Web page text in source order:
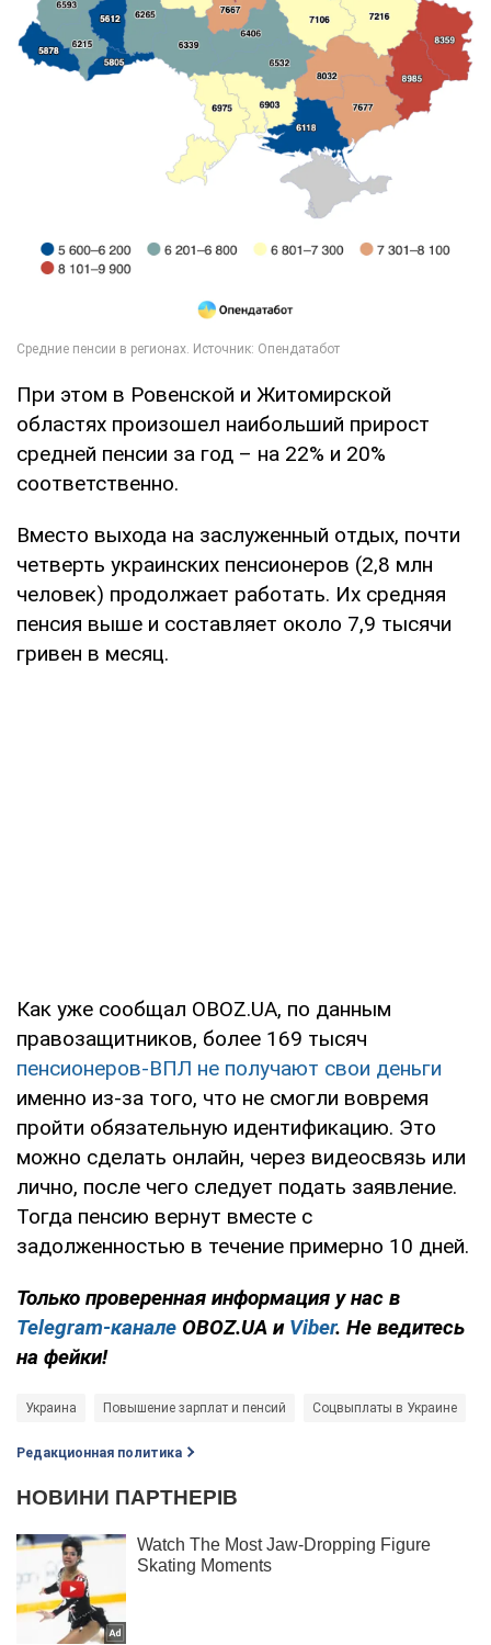
При этом в Ровенской и Житомирской
областях произошел наибольший прирост
средней пенсии за год – на 22% и 20%
соответственно.
Вместо выхода на заслуженный отдых, почти
четверть украинских пенсионеров (2,8 млн
человек) продолжает работать. Их средняя
пенсия выше и составляет около 7,9 тысячи
гривен в месяц.
Как уже сообщал OBOZ.UA, по данным
правозащитников, более 169 тысяч
пенсионеров-ВПЛ не получают свои деньги
именно из-за того, что не смогли вовремя
пройти обязательную идентификацию. Это
можно сделать онлайн, через видеосвязь или
лично, после чего следует подать заявление.
Тогда пенсию вернут вместе с
задолженностью в течение примерно 10 дней.
Только проверенная информация у нас в
Telegram-канале OBOZ.UA и Viber. Не ведитесь
на фейки!
Украина Повышение зарплат и пенсий Соцвыплаты в Украине
Редакционная политика